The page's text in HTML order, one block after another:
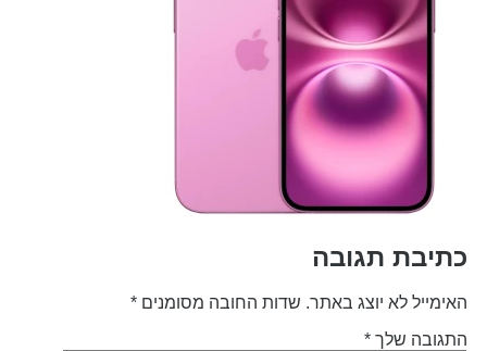
תגובה
לא יוצג באתר. שדות החובה מסומנים*
שלך*